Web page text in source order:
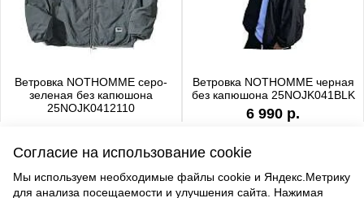
Ветровка NOTHOMME серо-
зеленая без капюшона
25NOJK0412110
Ветровка NOTHOMME черная
без капюшона 25NOJK041BLK
6 990 р.
Согласие на использование cookie
Мы используем необходимые файлы cookie и Яндекс.Метрику
для анализа посещаемости и улучшения сайта. Нажимая